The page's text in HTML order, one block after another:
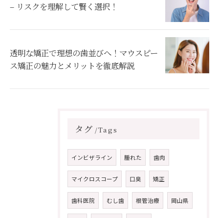
– リスクを理解して賢く選択！
透明な矯正で理想の歯並びへ！マウスピー
ス矯正の魅力とメリットを徹底解説
タグ Tags
インビザライン 腫れた 歯肉
マイクロスコープ 口臭 矯正
歯科医院 むし歯 根管治療 岡山県